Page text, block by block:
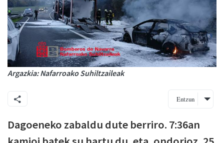
Argazkia: Nafarroako Suhiltzaileak
Entzun
Dagoeneko zabaldu dute berriro. 7:36an